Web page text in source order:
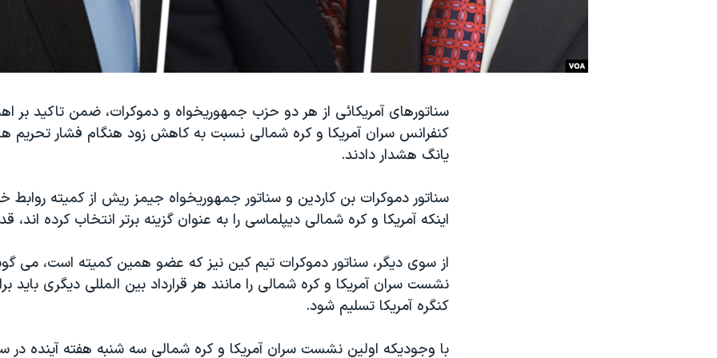
نرگس محمدی برنده جایزه نوبل صلح
سناتورهای آمریکائی از هر دو حزب جمهوریخواه و دموکرات، ضمن تاکید بر
کنفرانس سران آمریکا و کره شمالی نسبت به کاهش زود هنگام فشار تحریم
یانگ هشدار دادند.
سناتور دموکرات بن کاردین و سناتور جمهوریخواه جیمز ریش از کمیته روابط
اینکه آمریکا و کره شمالی دیپلماسی را به عنوان گزینه برتر انتخاب کرده اند،
از سوی دیگر، سناتور دموکرات تیم کین نیز که عضو همین کمیته است، می
نشست سران آمریکا و کره شمالی را مانند هر قرارداد بین المللی دیگری باید
کنگره آمریکا تسلیم شود.
با وجودیکه اولین نشست سران آمریکا و کره شمالی سه شنبه هفته آینده در